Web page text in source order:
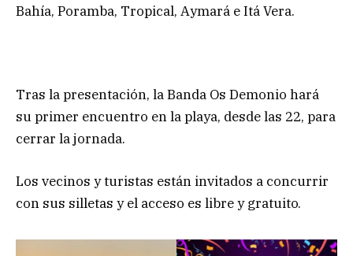
Bahía, Poramba, Tropical, Aymará e Itá Vera.
Tras la presentación, la Banda Os Demonio hará
su primer encuentro en la playa, desde las 22, para
cerrar la jornada.
Los vecinos y turistas están invitados a concurrir
con sus silletas y el acceso es libre y gratuito.